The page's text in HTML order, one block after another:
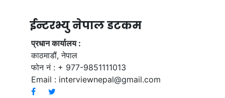
ईन्टरभ्यु नेपाल डटकम
प्रधान कार्यालय :
काठमाडौं, नेपाल
फोन नं : + 977-9851111013
Email : interviewnepal@gmail.com